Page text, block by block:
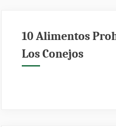
10 Alimentos
Los Conejos